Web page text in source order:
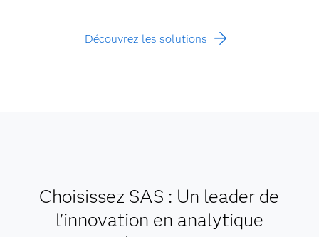
Découvrez les solutions
Choisissez SAS : Un leader de
l'innovation en analytique